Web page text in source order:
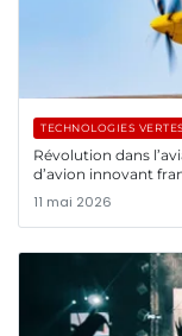
TECHNOLOGIES VERTES
Révolution dans
d’avion innovant
11 mai 2026